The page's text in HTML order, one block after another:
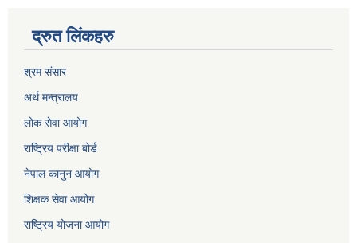
द्रुत लिंकहरु
श्रम संसार
अर्थ मन्त्रालय
लोक सेवा आयोग
राष्ट्रिय परीक्षा बोर्ड
नेपाल कानुन आयोग
शिक्षक सेवा आयोग
राष्ट्रिय योजना आयोग